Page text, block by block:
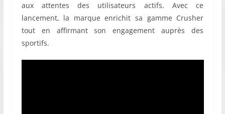
aux attentes des utilisateurs actifs. Avec ce
lancement, la marque enrichit sa gamme Crusher
tout en affirmant son engagement auprès des
sportifs.